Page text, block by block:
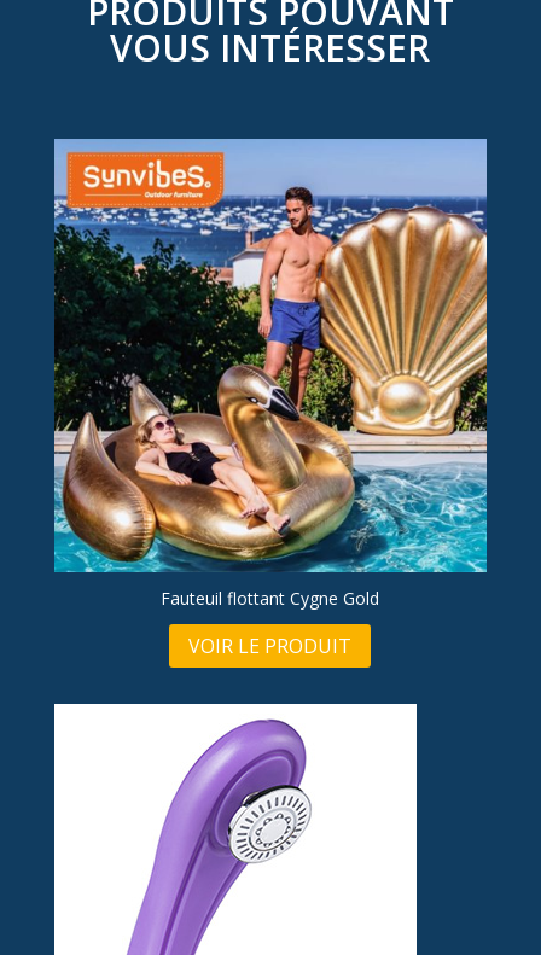
PRODUITS POUVANT
VOUS INTÉRESSER
Fauteuil flottant Cygne Gold
VOIR LE PRODUIT